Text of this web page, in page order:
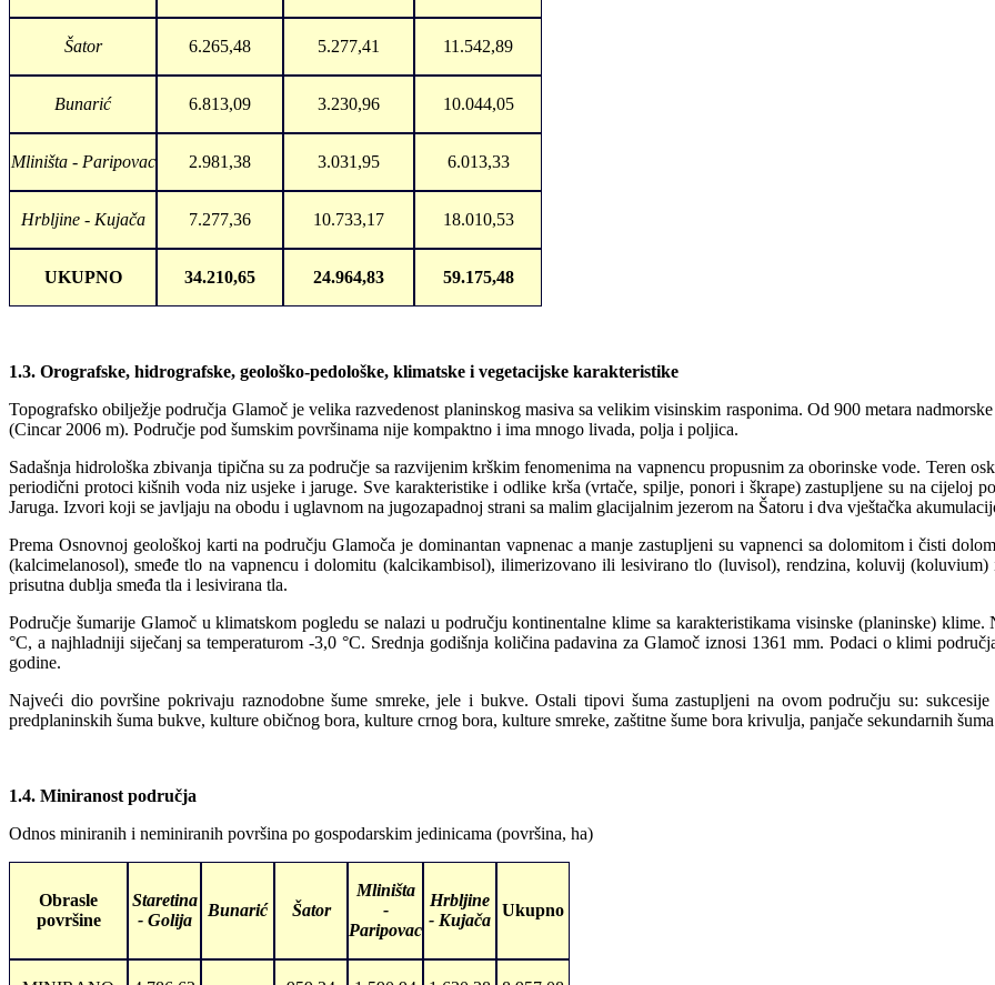
Šator 6.265,48 5.277,41 11.542,89
Bunarić 6.813,09 3.230,96 10.044,05
Mliništa - Paripovac 2.981,38 3.031,95 6.013,33
Hrbljine - Kujača 7.277,36 10.733,17 18.010,53
UKUPNO 34.210,65 24.964,83 59.175,48
1.3. Orografske, hidrografske, geološko-pedološke, klimatske i vegetacijske karakteristike
Topografsko obilježje područja Glamoč je velika razvedenost planinskog masiva sa velikim visinskim rasponima. Od 900 metara
(Cincar 2006 m). Područje pod šumskim površinama nije kompaktno i ima mnogo livada, polja i poljica.
Sadašnja hidrološka zbivanja tipična su za područje sa razvijenim krškim fenomenima na vapnencu propusnim za oborinske vode. Teren
periodični protoci kišnih voda niz usjeke i jaruge. Sve karakteristike i odlike krša (vrtače, spilje, ponori i škrape) zastupljene su na cijeloj
Jaruga. Izvori koji se javljaju na obodu i uglavnom na jugozapadnoj strani sa malim glacijalnim jezerom na Šatoru i dva vještačka
Prema Osnovnoj geološkoj karti na području Glamoča je dominantan vapnenac a manje zastupljeni su vapnenci sa dolomitom i čisti
(kalcimelanosol), smeđe tlo na vapnencu i dolomitu (kalcikambisol), ilimerizovano ili lesivirano tlo (luvisol), rendzina, koluvij
prisutna dublja smeđa tla i lesivirana tla.
Područje šumarije Glamoč u klimatskom pogledu se nalazi u području kontinentalne klime sa karakteristikama visinske (planinske)
°C, a najhladniji siječanj sa temperaturom -3,0 °C. Srednja godišnja količina padavina za Glamoč iznosi 1361 mm. Podaci o klimi
godine.
Najveći dio površine pokrivaju raznodobne šume smreke, jele i bukve. Ostali tipovi šuma zastupljeni na ovom području su:
predplaninskih šuma bukve, kulture običnog bora, kulture crnog bora, kulture smreke, zaštitne šume bora krivulja, panjače sekundarnih
1.4. Miniranost područja
Odnos miniranih i neminiranih površina po gospodarskim jedinicama (površina, ha)
Obrasle
površine
Staretina
- Golija
Bunarić Šator
Mliništa
-
Paripovac
Hrbljine
- Kujača
Ukupno